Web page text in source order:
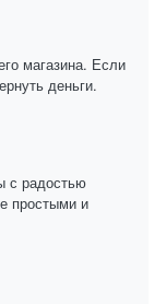
магазина. Если
деньги.
с радостью
простыми и